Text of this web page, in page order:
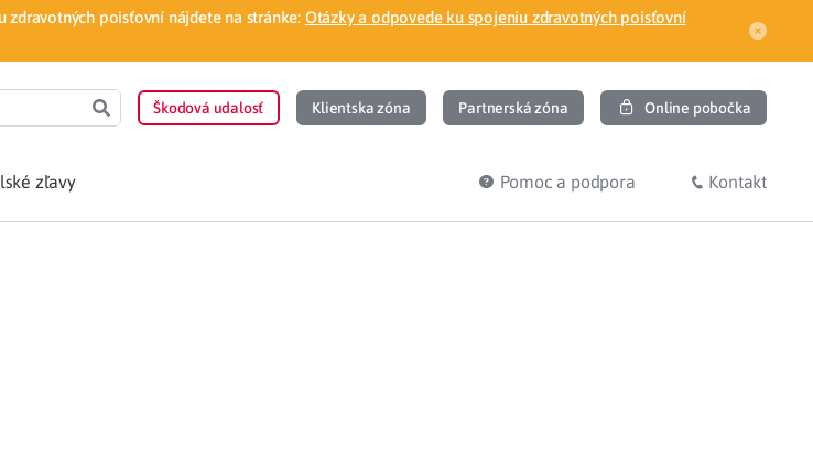
poisťovní nájdete na stránke: Otázky a odpovede ku spojeniu zdravotných poisťovní
Škodová udalosť Klientska zóna Partnerská zóna Online pobočka
zľavy Pomoc a podpora Kontakt